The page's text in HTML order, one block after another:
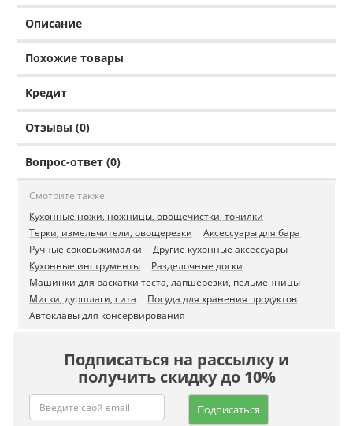
Описание
Похожие товары
Кредит
Отзывы (0)
Вопрос-ответ (0)
Смотрите также
Кухонные ножи, ножницы, овощечистки, точилки
Терки, измельчители, овощерезки
Аксессуары для бара
Ручные соковыжималки
Другие кухонные аксессуары
Кухонные инструменты
Разделочные доски
Машинки для раскатки теста, лапшерезки, пельменницы
Миски, дуршлаги, сита
Посуда для хранения продуктов
Автоклавы для консервирования
Подписаться на рассылку и
получить скидку до 10%
Подписаться